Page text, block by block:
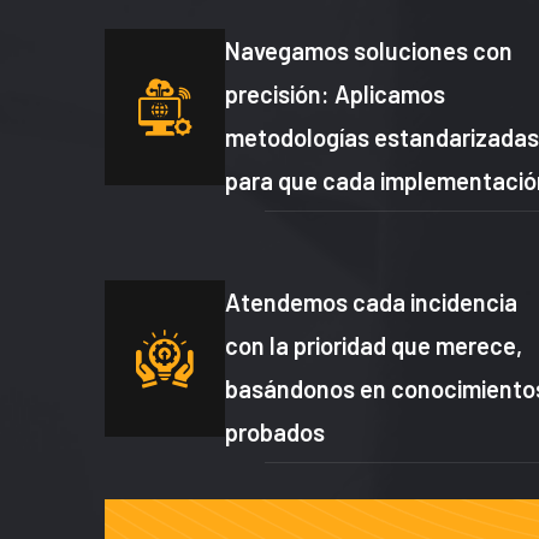
Navegamos soluciones con
precisión: Aplicamos
metodologías estandarizadas
para que cada
Atendemos cada incidencia
con la prioridad que merece,
basándonos en
probados